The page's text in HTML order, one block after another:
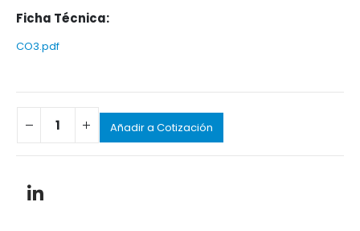
Ficha Técnica:
CO3.pdf
Añadir a Cotización